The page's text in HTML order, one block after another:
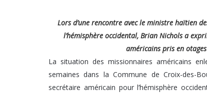
Lors d’une rencontre avec le ministre haïtien
l’hémisphère occidental, Brian Nichols a
américains pris en
La situation des missionnaires américains
semaines dans la Commune de Croix-des-
secrétaire américain pour l’hémisphère